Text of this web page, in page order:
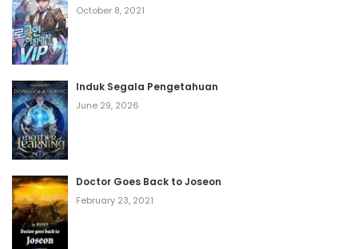
October 8, 2021
Induk Segala Pengetahuan
June 29, 2026
Doctor Goes Back to Joseon
February 23, 2021